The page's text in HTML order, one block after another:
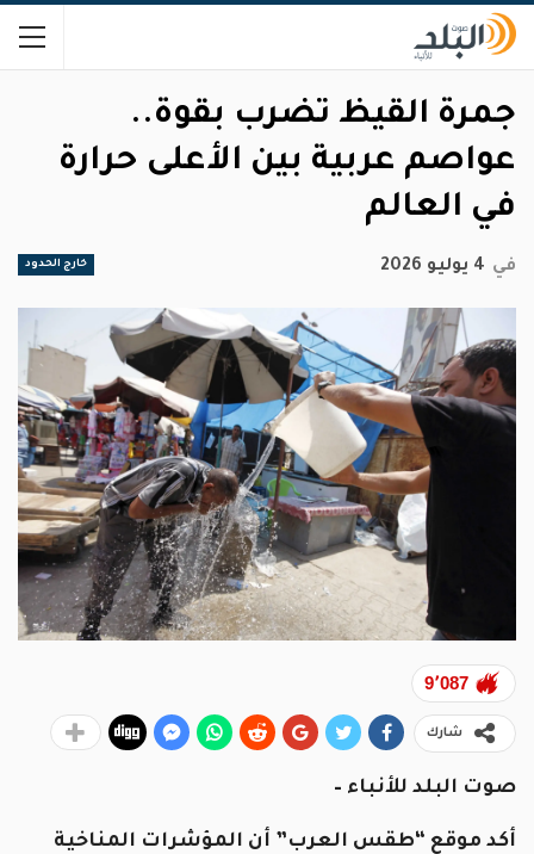
جمرة القيظ تضرب بقوة..
عواصم عربية بين الأعلى حرارة
في العالم
خارج الحدود في 4 يوليو 2026
9٬087
شارك
صوت البلد للأنباء –
أكد موقع “طقس العرب” أن المؤشرات المناخية